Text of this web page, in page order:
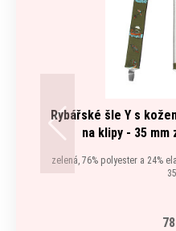
Rybářské šle Y s
na klipy - 35
zelená, 76% polyester a 24%